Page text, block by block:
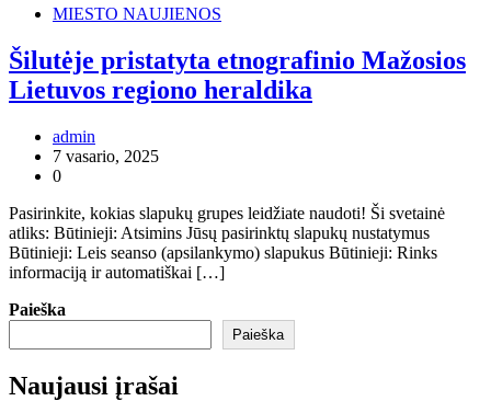
MIESTO NAUJIENOS
Šilutėje pristatyta etnografinio Mažosios
Lietuvos regiono heraldika
admin
7 vasario, 2025
0
Pasirinkite, kokias slapukų grupes leidžiate naudoti! Ši svetainė
atliks: Būtinieji: Atsimins Jūsų pasirinktų slapukų nustatymus
Būtinieji: Leis seanso (apsilankymo) slapukus Būtinieji: Rinks
informaciją ir automatiškai […]
Paieška
Paieška
Naujausi įrašai